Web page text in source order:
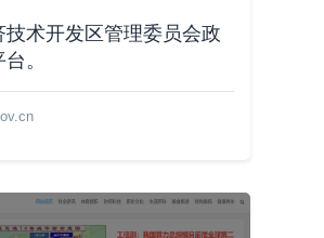
技术开发区管理委员会政
。